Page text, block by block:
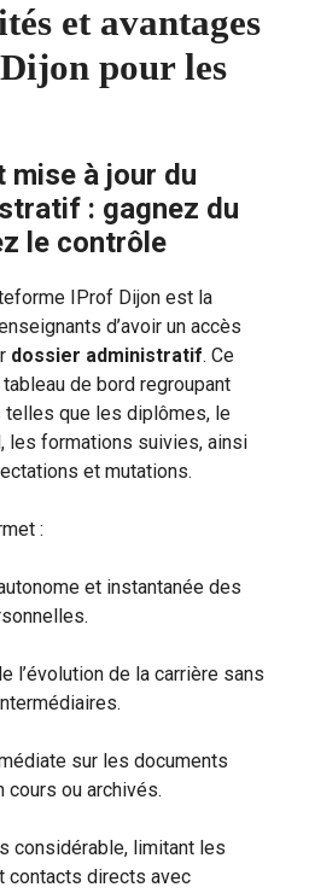
et avantages
pour les
mise à jour du
: gagnez du
le contrôle
IProf Dijon est la
d’avoir un accès
dossier administratif. Ce
de bord regroupant
que les diplômes, le
les formations suivies, ainsi
et mutations.
:
et instantanée des
l’évolution de la carrière sans
sur les documents
ou archivés.
considérable, limitant les
contacts directs avec